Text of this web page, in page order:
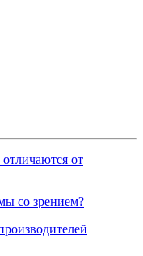
от
со зрением?